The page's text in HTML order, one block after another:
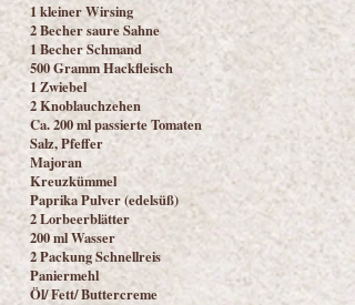
1 kleiner Wirsing
2 Becher saure Sahne
1 Becher Schmand
500 Gramm Hackfleisch
1 Zwiebel
2 Knoblauchzehen
Ca. 200 ml passierte Tomaten
Salz, Pfeffer
Majoran
Kreuzkümmel
Paprika Pulver (edelsüß)
2 Lorbeerblätter
200 ml Wasser
2 Packung Schnellreis
Paniermehl
Öl/ Fett/ Buttercreme